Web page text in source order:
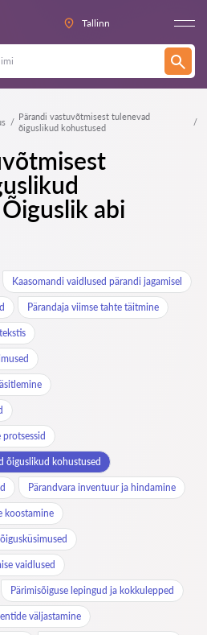
Tallinn
Pärandi vastuvõtmisest tulenevad
õiguslikud kohustused
abi
Kaasomandi vaidlused pärandi jagamisel
Pärandaja viimse tahte täitmine
õiguslikud kohustused
Pärandvara inventuur ja hindamine
koostamine
vaidlused
Pärimisõiguse lepingud ja kokkulepped
väljastamine